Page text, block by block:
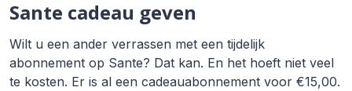
Sante cadeau geven
Wilt u een ander verrassen met een tijdelijk
abonnement op Sante? Dat kan. En het hoeft niet veel
te kosten. Er is al een cadeauabonnement voor €15,00.